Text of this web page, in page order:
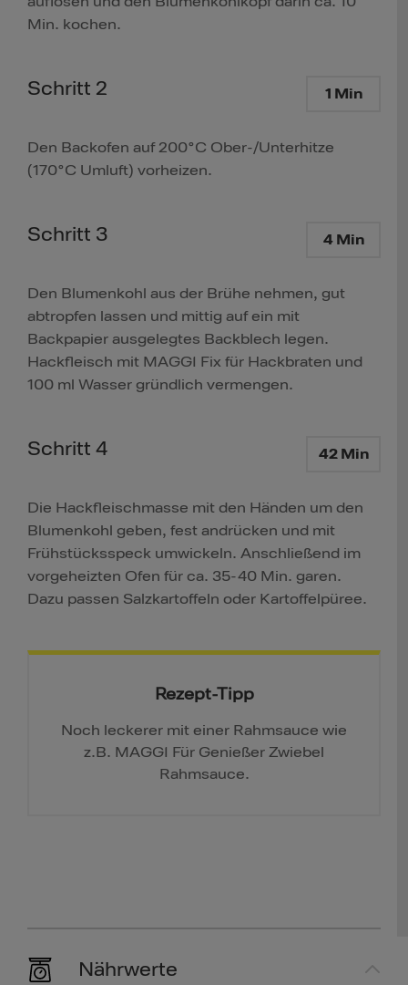
Min. kochen.
Schritt 2 1 Min
Den Backofen auf 200°C Ober-/Unterhitze
(170°C Umluft) vorheizen.
Schritt 3 4 Min
Den Blumenkohl aus der Brühe nehmen, gut
abtropfen lassen und mittig auf ein mit
Backpapier ausgelegtes Backblech legen.
Hackfleisch mit MAGGI Fix für Hackbraten und
100 ml Wasser gründlich vermengen.
Schritt 4 42 Min
Die Hackfleischmasse mit den Händen um den
Blumenkohl geben, fest andrücken und mit
Frühstücksspeck umwickeln. Anschließend im
vorgeheizten Ofen für ca. 35-40 Min. garen.
Dazu passen Salzkartoffeln oder Kartoffelpüree.
Rezept-Tipp
Noch leckerer mit einer Rahmsauce wie
z.B. MAGGI Für Genießer Zwiebel
Rahmsauce.
Nährwerte